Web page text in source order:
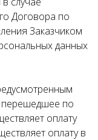
Договора по
Заказчиком
данных
по
оплату
оплату в